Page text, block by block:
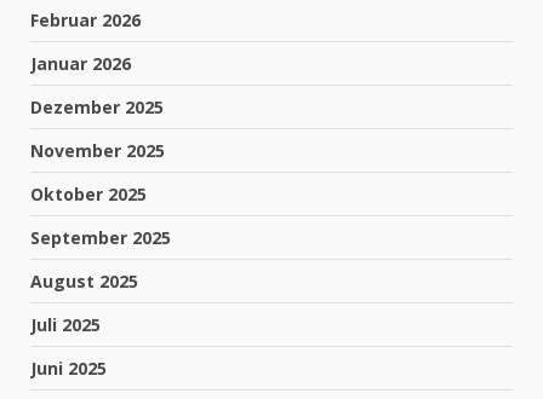
Februar 2026
Januar 2026
Dezember 2025
November 2025
Oktober 2025
September 2025
August 2025
Juli 2025
Juni 2025